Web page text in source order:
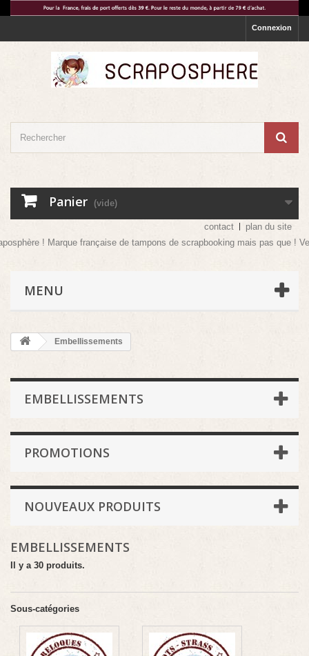
Connexion
Panier (vide)
contact
plan du site
française de tampons de scrapbooking mais pas que ! Venez vite
MENU
Embellissements
EMBELLISSEMENTS
PROMOTIONS
NOUVEAUX PRODUITS
EMBELLISSEMENTS
Il y a 30 produits.
Sous-catégories